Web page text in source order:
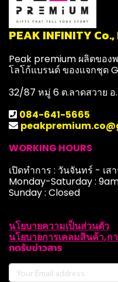
PEAK INFINITY
Peak premium ผลิตของ
โลโก้แบรนด์ ของแจกชุด
32/87 หมู่ 6 ต.ลาดสวาย อ
084-641-5665
WORKING HOURS
เปิดทำการ : วันจันทร์ - เส
Monday-Saturday :
Sunday : Closed
นโยบายความเป็นส่วนตัว
นโยบายการเคลมสินค้า,ก
กดรับข่าวสาร